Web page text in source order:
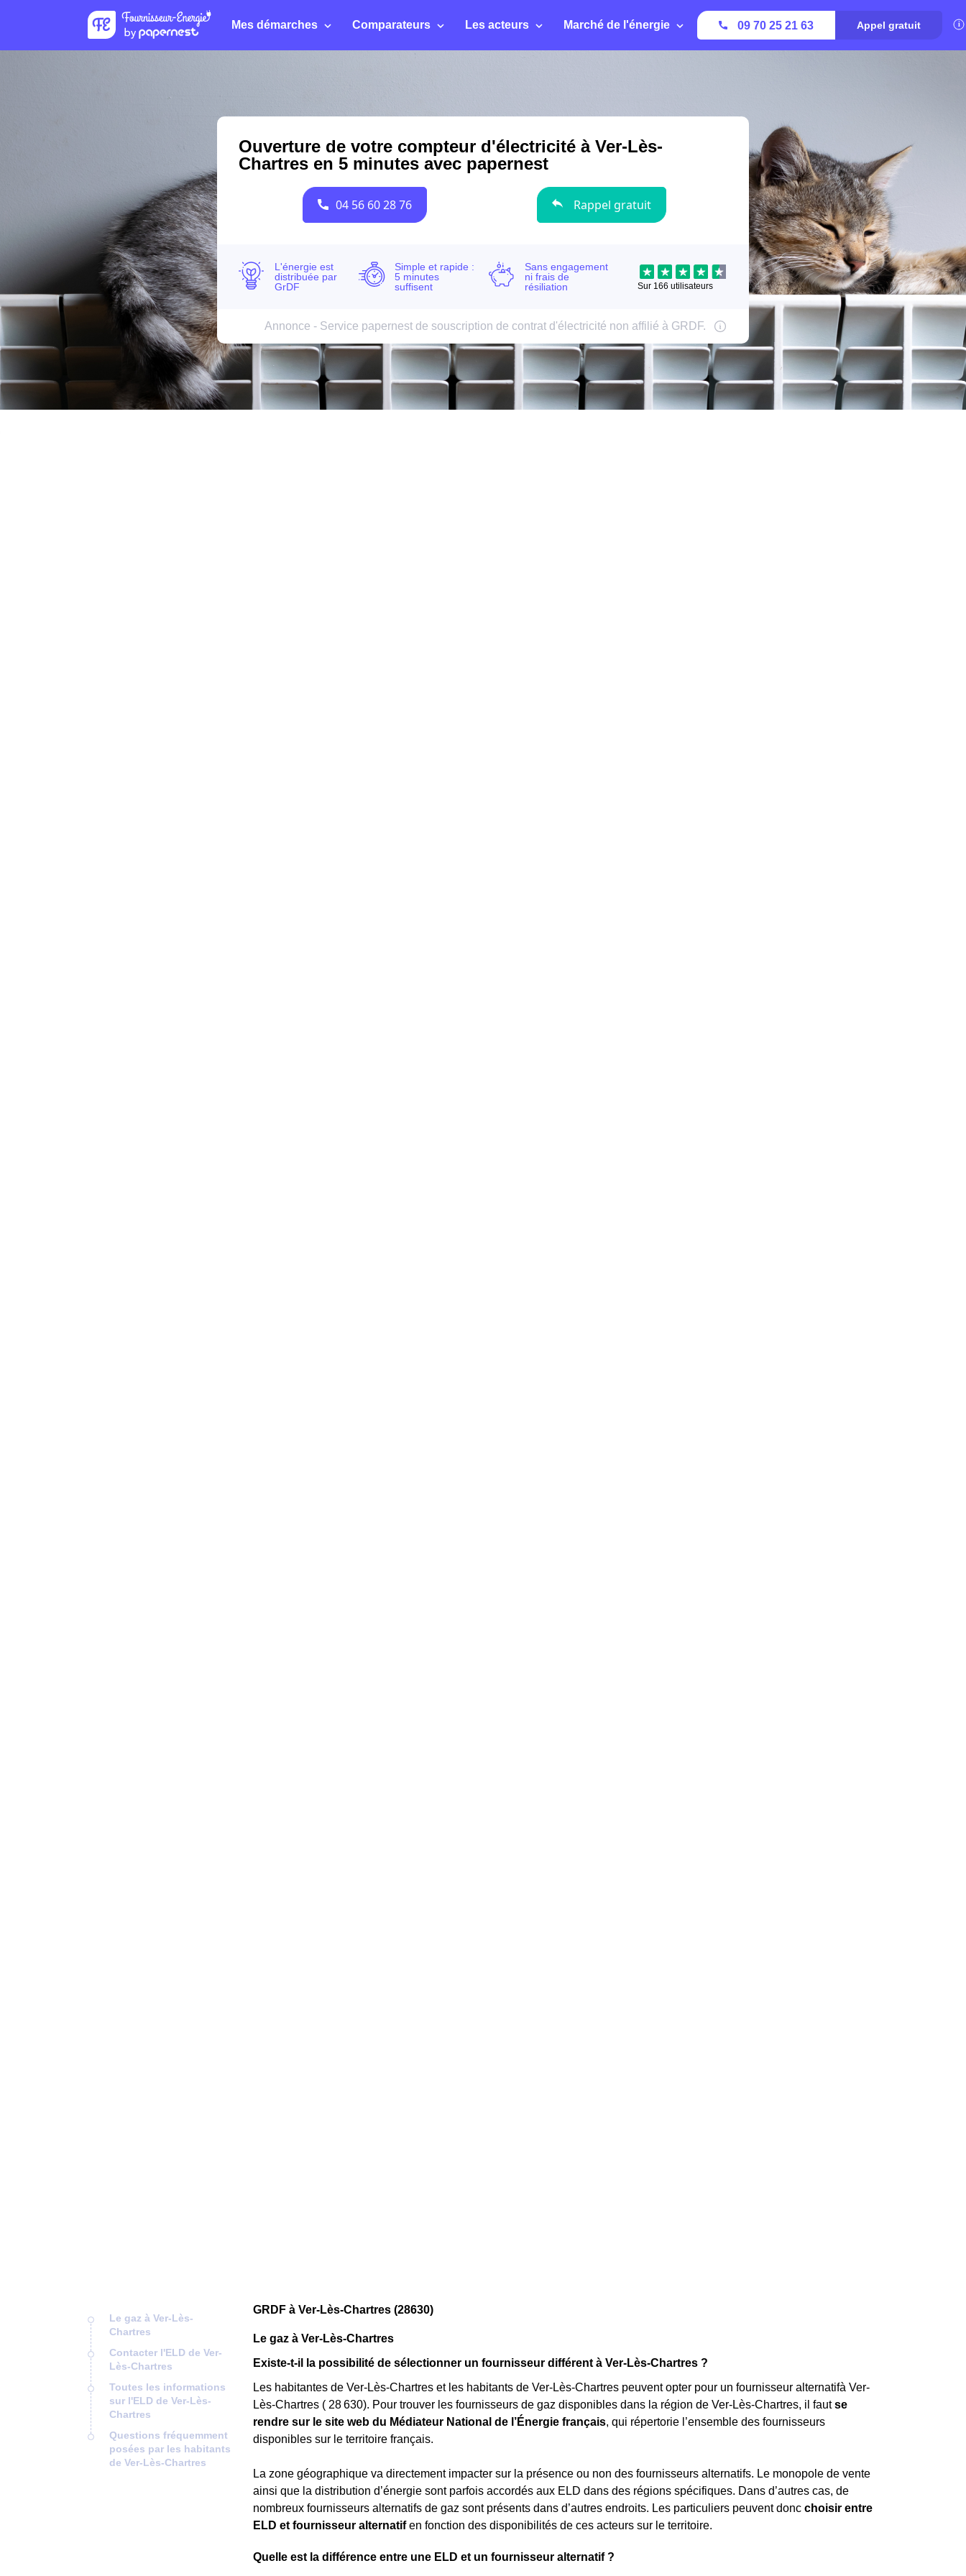
Mes démarches Comparateurs Les acteurs Marché de l'énergie 09 70 25 21 63 Appel gratuit
Le gaz à Ver-Lès-
Chartres
Contacter l'ELD de Ver-
Lès-Chartres
Toutes les informations
sur l'ELD de Ver-Lès-
Chartres
Questions fréquemment
posées par les habitants
de Ver-Lès-Chartres
GRDF à Ver-Lès-Chartres (28630)
Le gaz à Ver-Lès-Chartres
Existe-t-il la possibilité de sélectionner un fournisseur différent à Ver-Lès-Chartres ?
Les habitantes de Ver-Lès-Chartres et les habitants de Ver-Lès-Chartres peuvent opter pour un fournisseur alternatifà Ver-
Lès-Chartres ( 28 630). Pour trouver les fournisseurs de gaz disponibles dans la région de Ver-Lès-Chartres, il fautse
rendre sur le site web du Médiateur National de l’Énergie français, qui répertorie l’ensemble des fournisseurs
disponibles sur le territoire français.
La zone géographique va directement impacter sur la présence ou non des fournisseurs alternatifs. Le monopole de vente
ainsi que la distribution d’énergie sont parfois accordés aux ELD dans des régions spécifiques. Dans d’autres cas, de
nombreux fournisseurs alternatifs de gaz sont présents dans d’autres endroits. Les particuliers peuvent donc choisir entre
ELD et fournisseur alternatifen fonction des disponibilités de ces acteurs sur le territoire.
Quelle est la différence entre une ELD et un fournisseur alternatif ?